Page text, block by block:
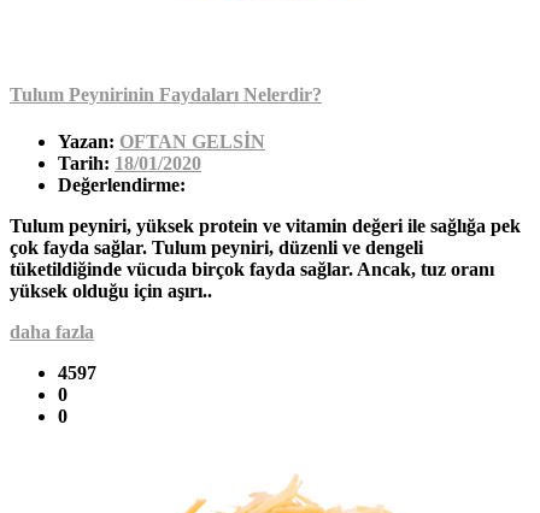
Tulum Peynirinin Faydaları Nelerdir?
Yazan: OFTAN GELSİN
Tarih: 18/01/2020
Değerlendirme:
Tulum peyniri, yüksek protein ve vitamin değeri ile sağlığa pek
çok fayda sağlar. Tulum peyniri, düzenli ve dengeli
tüketildiğinde vücuda birçok fayda sağlar. Ancak, tuz oranı
yüksek olduğu için aşırı..
daha fazla
4597
0
0